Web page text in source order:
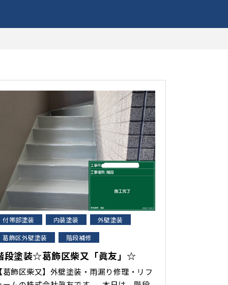
付帯部塗装 内装塗装 外壁塗装
葛飾区外壁塗装 階段補修
段塗装☆葛飾区柴又「眞友」☆
【葛飾区柴又】外壁塗装・雨漏り修理・リフ